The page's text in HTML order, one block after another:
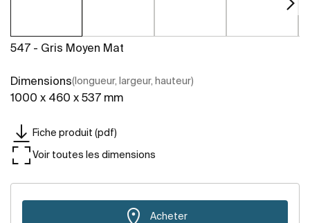
547 - Gris Moyen Mat
Dimensions(longueur, largeur, hauteur)
1000 x 460 x 537 mm
Fiche produit (pdf)
Voir toutes les dimensions
Acheter